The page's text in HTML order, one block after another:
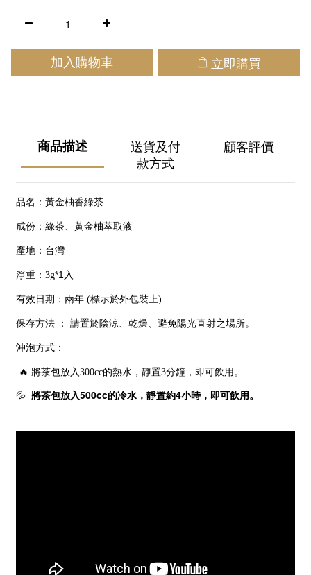
加入購物車 立即購買
商品描述
送貨及付
款方式
顧客評價
品名：黃金柚香綠茶
成份：綠茶、黃金柚萃取液
產地：台灣
淨重： 3g*1入
有效日期：兩年 (標示於外包裝上)
保存方法 ： 請置於陰涼、乾燥、避免陽光直射之場所。
沖泡方式：
🔥 將茶包放入 300cc的熱水，靜置3分鐘，即可飲用。
💦 將茶包放入500cc的冷水，靜置約4小時，即可飲用。